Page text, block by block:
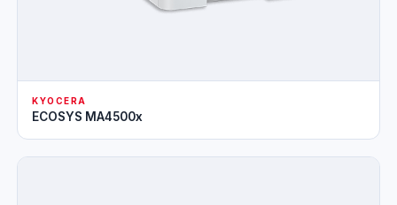
KYOCERA
ECOSYS MA4500x